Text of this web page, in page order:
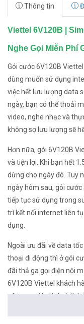
Thông tin
Viettel 6V120B |
Nghe Gọi Miễn Phí
Gói cước 6V120B
dùng muốn sử dụng
việc hết lưu lượng data
ngày, bạn có thể thoải
video, nghe nhạc và
không sợ lưu lượng sẽ
Hơn nữa, gói 6V120B
và tiện lợi. Khi bạn hết
dừng cho ngày đó. Tuy
ngày hôm sau, gói
tiếp tục sử dụng trong
trì kết nối internet liên
dụng.
Ngoài ưu đãi về data
thoại di động thì ở gói
đãi thả ga gọi điện nội
6V120B Viettel khách
nội mạng Viettel có
50 phút gọi ngoại